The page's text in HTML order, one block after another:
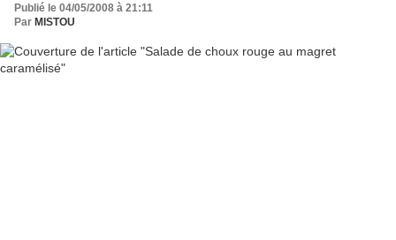
Publié le 04/05/2008 à 21:11
Par MISTOU